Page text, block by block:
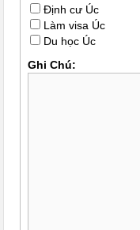
Định cư Úc
Làm visa Úc
Du học Úc
Ghi Chú: